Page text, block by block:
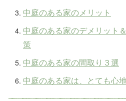
中庭のある家のメリット
中庭のある家のデメリット
策
中庭のある家の間取り３選
中庭のある家は、とても心